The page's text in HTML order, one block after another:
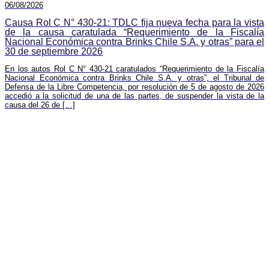
06/08/2026
Causa Rol C N° 430-21: TDLC fija nueva fecha para la vista
de la causa caratulada “Requerimiento de la Fiscalía
Nacional Económica contra Brinks Chile S.A. y otras” para el
30 de septiembre 2026
En los autos Rol C N° 430-21 caratulados “Requerimiento de la Fiscalía
Nacional Económica contra Brinks Chile S.A. y otras”, el Tribunal de
Defensa de la Libre Competencia, por resolución de 5 de agosto de 2026
accedió a la solicitud de una de las partes, de suspender la vista de la
causa del 26 de […]